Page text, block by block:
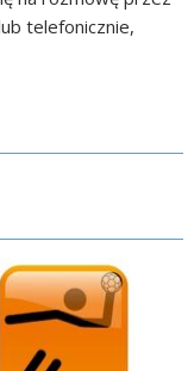
telefonicznie,